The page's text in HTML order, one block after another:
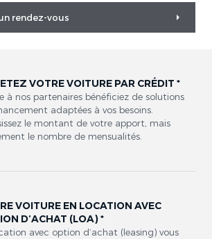
rendez-vous
VOTRE VOITURE PAR CRÉDIT *
à nos partenaires bénéficiez de solutions
adaptées à vos besoins.
le montant de votre apport, mais
le nombre de mensualités.
VOITURE EN LOCATION AVEC
D’ACHAT (LOA) *
avec option d’achat (leasing) vous